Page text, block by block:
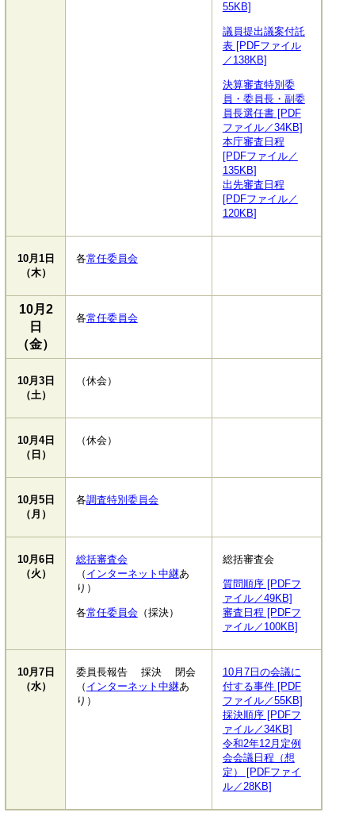
55KB]
議員提出議案付託
表 [PDFファイル
／138KB]
決算審査特別委
員・委員長・副委
員長選任書 [PDF
ファイル／34KB]
本庁審査日程
[PDFファイル／
135KB]
出先審査日程
[PDFファイル／
120KB]
10月1日
（木）
各常任委員会
10月2
日
（金）
各常任委員会
10月3日
（土）
（休会）
10月4日
（日）
（休会）
10月5日
（月）
各調査特別委員会
10月6日
（火）
総括審査会
（ インターネット中継あ
り）
各常任委員会（採決）
総括審査会
質問順序 [PDFフ
ァイル／49KB]
審査日程 [PDFフ
ァイル／100KB]
10月7日
（水）
委員長報告 採決 閉会
（ インターネット中継あ
り）
10月7日の会議に
付する事件 [PDF
ファイル／55KB]
採決順序 [PDFフ
ァイル／34KB]
令和2年12月定例
会会議日程（想
定） [PDFファイ
ル／28KB]